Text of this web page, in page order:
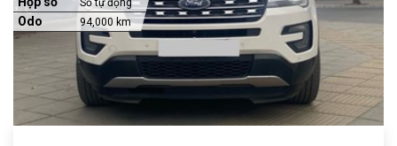
Số tự động
Odo 94,000 km